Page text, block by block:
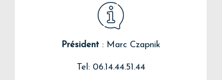
Président: Marc Czapnik
Tel: 06.14.44.51.44